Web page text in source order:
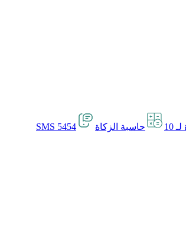
10 حاسبة الزكاة SMS 5454